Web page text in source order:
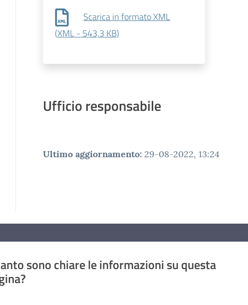
Scarica in formato XML
(XML- 543,3 KB)
Ufficio responsabile
Ultimo aggiornamento: 29-08-2022, 13:24
sono chiare le informazioni su questa